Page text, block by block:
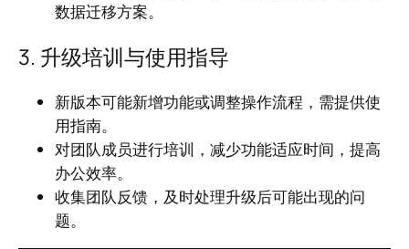
数据迁移方案。
3. 升级培训与使用指导
新版本可能新增功能或调整操作流程，需提供使
用指南。
对团队成员进行培训，减少功能适应时间，提高
办公效率。
收集团队反馈，及时处理升级后可能出现的问
题。